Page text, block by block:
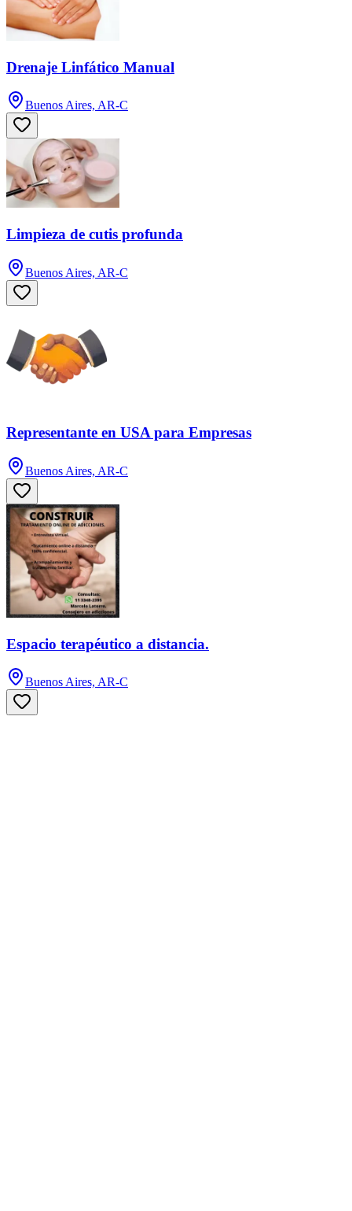
Drenaje Linfático Manual
Buenos Aires, AR-C
Limpieza de cutis profunda
Buenos Aires, AR-C
Representante en USA para Empresas
Buenos Aires, AR-C
Espacio terapéutico a distancia.
Buenos Aires, AR-C